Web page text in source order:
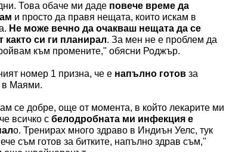
Това обаче ми даде повече време да
и просто да правя нещата, които искам в
Не може вечно да очакваш нещата да се
както си ги планирал. За мен не е проблем да
към промените," обясни Роджър.
номер 1 призна, че е напълно готов за
в Маями.
се добре, още от момента, в който лекарите ми
всичко с белодробната ми инфекция е
о. Тренирах много здраво в Индиън Уелс, тук
съм готов за битките, напълно здрав съм,"